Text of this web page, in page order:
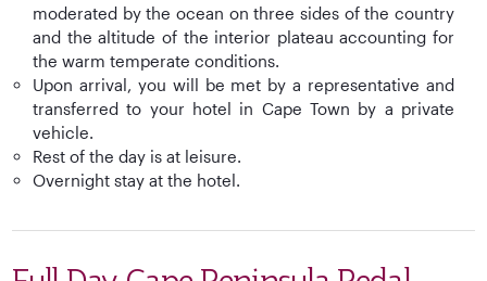
moderated by the ocean on three sides of the country
and the altitude of the interior plateau accounting for
the warm temperate conditions.
Upon arrival, you will be met by a representative and
transferred to your hotel in Cape Town by a private
vehicle.
Rest of the day is at leisure.
Overnight stay at the hotel.